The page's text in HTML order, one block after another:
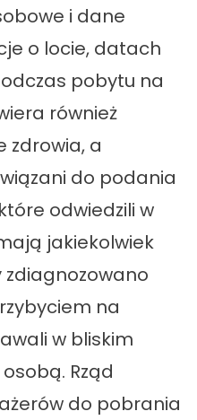
i dane
o locie, datach
pobytu na
również
zdrowia, a
do podania
odwiedzili w
jakiekolwiek
zdiagnozowano
na
w bliskim
Rząd
do pobrania